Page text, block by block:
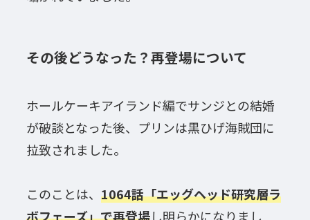
その後どうなった？再登場について
ホールケーキアイランド編でサンジとの結婚
が破談となった後、プリンは黒ひげ海賊団に
拉致されました。
このことは、 1064話「エッグヘッド研究層ラ
ボフェーズ」で再登場し明らかになりまし